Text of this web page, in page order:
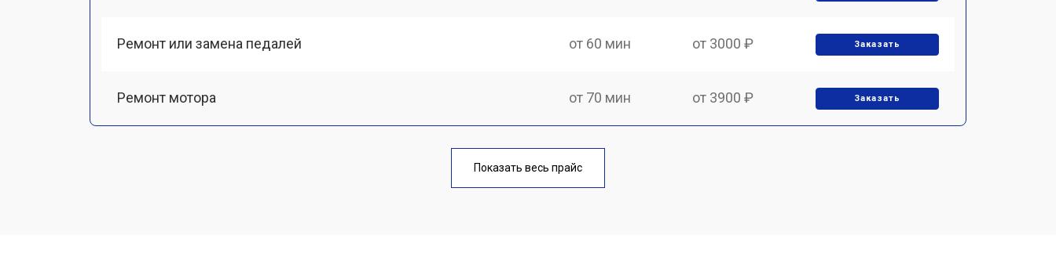
Ремонт или замена педалей от 60 мин от 3000 ₽ Заказать
Ремонт мотора от 70 мин от 3900 ₽ Заказать
от 60 мин
Показать весь прайс